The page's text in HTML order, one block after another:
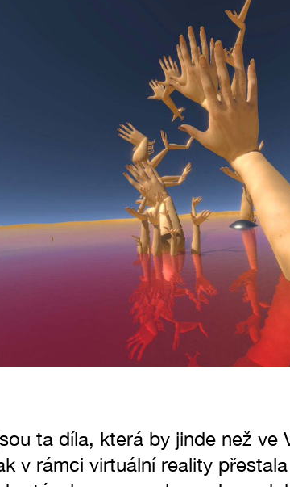
ta díla, která by jinde než ve
v rámci virtuální reality